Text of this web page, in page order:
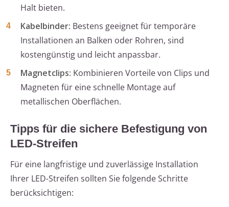
Halt bieten.
Kabelbinder: Bestens geeignet für temporäre
Installationen an Balken oder Rohren, sind
kostengünstig und leicht anpassbar.
Magnetclips: Kombinieren Vorteile von Clips und
Magneten für eine schnelle Montage auf
metallischen Oberflächen.
Tipps für die sichere Befestigung von
LED-Streifen
Für eine langfristige und zuverlässige Installation
Ihrer LED-Streifen sollten Sie folgende Schritte
berücksichtigen: